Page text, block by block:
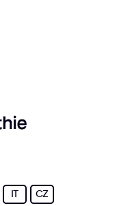
IT CZ